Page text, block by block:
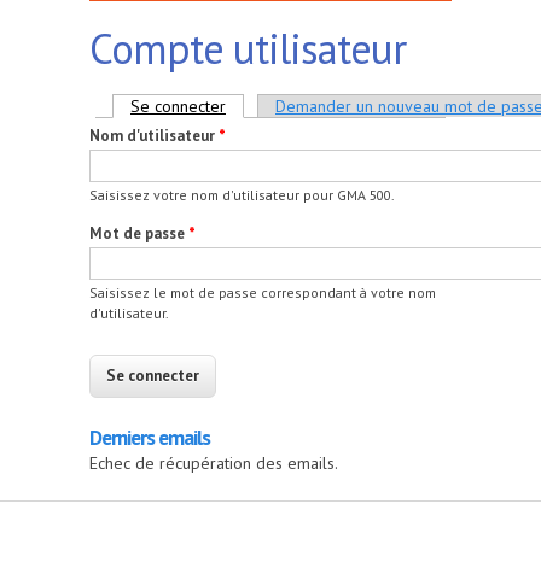
Compte utilisateur
Onglets principaux
Se connecter (onglet actif)Demander un nouveau mot de
Nom d'utilisateur *
Saisissez votre nom d'utilisateur pour GMA 500.
Mot de passe *
Saisissez le mot de passe correspondant à votre nom
d'utilisateur.
Derniers emails
Echec de récupération des emails.